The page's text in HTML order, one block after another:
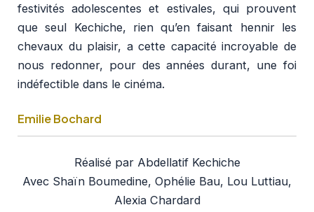
festivités adolescentes et estivales, qui prouvent
que seul Kechiche, rien qu’en faisant hennir les
chevaux du plaisir, a cette capacité incroyable de
nous redonner, pour des années durant, une foi
indéfectible dans le cinéma.
Emilie Bochard
Réalisé par Abdellatif Kechiche
Avec Shaïn Boumedine, Ophélie Bau, Lou Luttiau,
Alexia Chardard